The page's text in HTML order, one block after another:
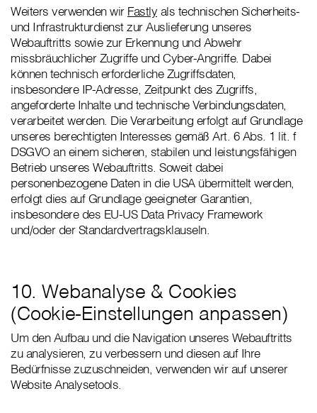
Weiters verwenden wir Fastly als technischen Sicherheits-
und Infrastrukturdienst zur Auslieferung unseres
Webauftritts sowie zur Erkennung und Abwehr
missbräuchlicher Zugriffe und Cyber-Angriffe. Dabei
können technisch erforderliche Zugriffsdaten,
insbesondere IP-Adresse, Zeitpunkt des Zugriffs,
angeforderte Inhalte und technische Verbindungsdaten,
verarbeitet werden. Die Verarbeitung erfolgt auf Grundlage
unseres berechtigten Interesses gemäß Art. 6 Abs. 1 lit. f
DSGVO an einem sicheren, stabilen und leistungsfähigen
Betrieb unseres Webauftritts. Soweit dabei
personenbezogene Daten in die USA übermittelt werden,
erfolgt dies auf Grundlage geeigneter Garantien,
insbesondere des EU-US Data Privacy Framework
und/oder der Standardvertragsklauseln.
10. Webanalyse & Cookies
(Cookie-Einstellungen anpassen)
Um den Aufbau und die Navigation unseres Webauftritts
zu analysieren, zu verbessern und diesen auf Ihre
Bedürfnisse zuzuschneiden, verwenden wir auf unserer
Website Analysetools.